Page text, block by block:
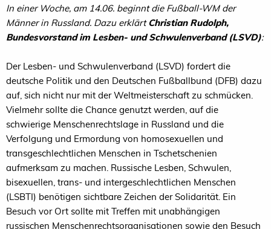
In einer Woche, am 14.06. beginnt die Fußball-WM der
Männer in Russland. Dazu erklärtChristian Rudolph,
Bundesvorstand im Lesben- und Schwulenverband (LSVD):
Der Lesben- und Schwulenverband (LSVD) fordert die
deutsche Politik und den Deutschen Fußballbund (DFB) dazu
auf, sich nicht nur mit der Weltmeisterschaft zu schmücken.
Vielmehr sollte die Chance genutzt werden, auf die
schwierige Menschenrechtslage in Russland und die
Verfolgung und Ermordung von homosexuellen und
transgeschlechtlichen Menschen in Tschetschenien
aufmerksam zu machen. Russische Lesben, Schwulen,
bisexuellen, trans- und intergeschlechtlichen Menschen
(LSBTI) benötigen sichtbare Zeichen der Solidarität. Ein
Besuch vor Ort sollte mit Treffen mit unabhängigen
russischen Menschenrechtsorganisationen sowie den Besuch